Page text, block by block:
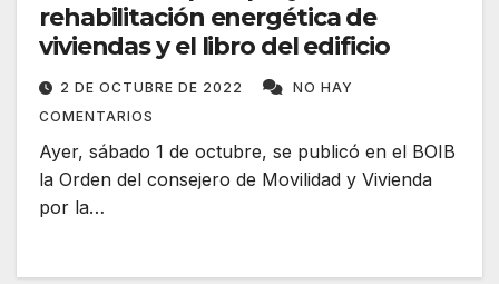
rehabilitación energética de
viviendas y el libro del edificio
2 DE OCTUBRE DE 2022
NO HAY
COMENTARIOS
Ayer, sábado 1 de octubre, se publicó en el BOIB
la Orden del consejero de Movilidad y Vivienda
por la…